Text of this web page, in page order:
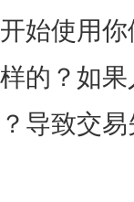
始使用
的？如
导致交